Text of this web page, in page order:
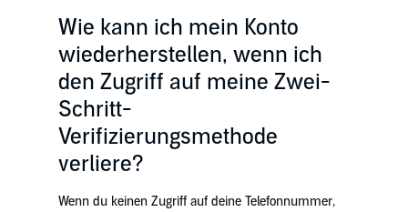
Wie kann ich mein Konto
wiederherstellen, wenn ich
den Zugriff auf meine Zwei-
Schritt-
Verifizierungsmethode
verliere?
Wenn du keinen Zugriff auf deine Telefonnummer,